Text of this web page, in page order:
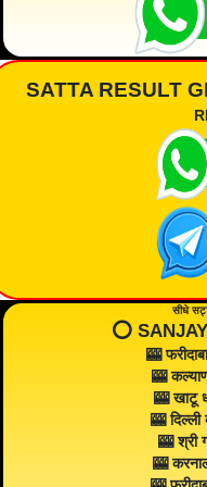
SATTA RESULT
सीधे
⭕️
🎰
🎰
🎰 खाटू
🎰
🎰
🎰